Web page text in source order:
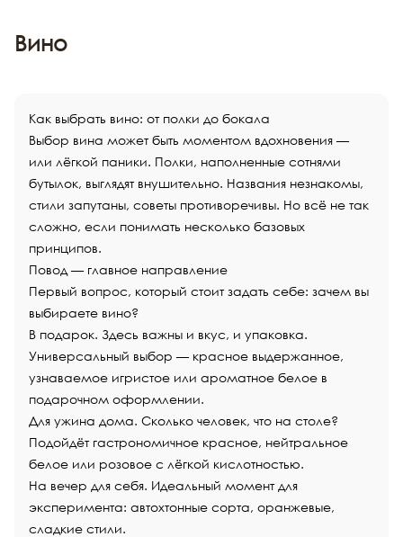
Вино
Как выбрать вино: от полки до бокала
Выбор вина может быть моментом вдохновения —
или лёгкой паники. Полки, наполненные сотнями
бутылок, выглядят внушительно. Названия незнакомы,
стили запутаны, советы противоречивы. Но всё не так
сложно, если понимать несколько базовых
принципов.
Повод — главное направление
Первый вопрос, который стоит задать себе: зачем вы
выбираете вино?
В подарок. Здесь важны и вкус, и упаковка.
Универсальный выбор — красное выдержанное,
узнаваемое игристое или ароматное белое в
подарочном оформлении.
Для ужина дома. Сколько человек, что на столе?
Подойдёт гастрономичное красное, нейтральное
белое или розовое с лёгкой кислотностью.
На вечер для себя. Идеальный момент для
эксперимента: автохтонные сорта, оранжевые,
сладкие стили.